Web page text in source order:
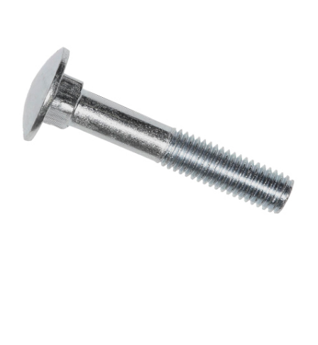
НАШИ МАГАЗИНЫ
Гайки
Дюбели
Дюймовый крепёж
Заклепки (Гайки-Заклепки)